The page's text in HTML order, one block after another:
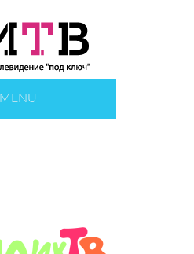
MENU